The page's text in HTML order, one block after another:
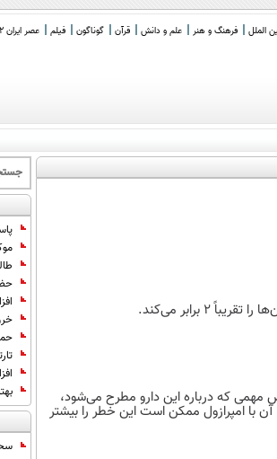
الملل فرهنگ و هنر علم و دانش قرآن گوناگون فیلم عصر ایران 2
می‌کند.
مهمی که درباره این دارو مطرح می‌شود،
با امپرازول ممکن است این خطر را بیشتر